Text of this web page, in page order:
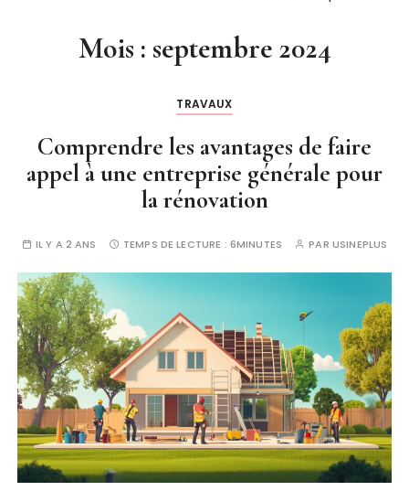
Mois : septembre 2024
TRAVAUX
Comprendre les avantages de faire
appel à une entreprise générale pour
la rénovation
IL Y A 2 ANS TEMPS DE LECTURE : 6MINUTES PAR USINEPLUS